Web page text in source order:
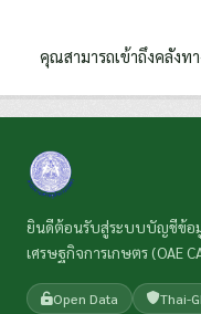
คุณสามารถเข้าถึงคลังท
ยินดีต้อนรับสู่ระบบบัญชีข้อ
เศรษฐกิจการเกษตร (OAE
Open Data Thai-